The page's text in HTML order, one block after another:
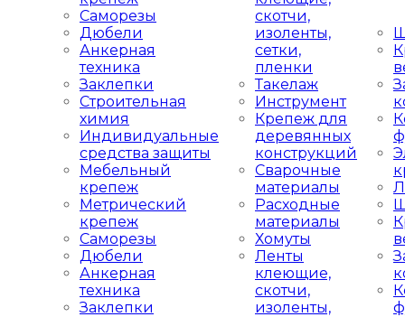
Саморезы
Дюбели
Анкерная
техника
Заклепки
Строительная
химия
Индивидуальные
средства защиты
Мебельный
крепеж
Метрический
крепеж
Саморезы
Дюбели
Анкерная
техника
Заклепки
скотчи,
изоленты,
сетки,
пленки
Такелаж
Инструмент
Крепеж для
деревянных
конструкций
Сварочные
материалы
Расходные
материалы
Хомуты
Ленты
клеющие,
скотчи,
изоленты,